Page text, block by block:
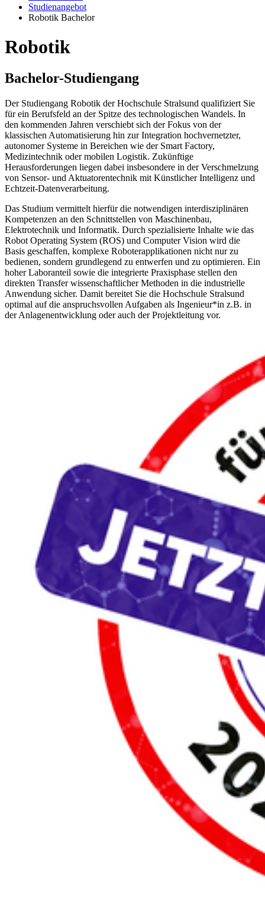
Studienangebot
Robotik Bachelor
Ro­bo­tik
Ba­che­lor-Stu­di­en­gang
Der Studiengang Robotik der Hochschule Stralsund qualifiziert Sie
für ein Berufsfeld an der Spitze des technologischen Wandels. In
den kommenden Jahren verschiebt sich der Fokus von der
klassischen Automatisierung hin zur Integration hochvernetzter,
autonomer Systeme in Bereichen wie der Smart Factory,
Medizintechnik oder mobilen Logistik. Zukünftige
Herausforderungen liegen dabei insbesondere in der Verschmelzung
von Sensor- und Aktuatorentechnik mit Künstlicher Intelligenz und
Echtzeit-Datenverarbeitung.
Das Studium vermittelt hierfür die notwendigen interdisziplinären
Kompetenzen an den Schnittstellen von Maschinenbau,
Elektrotechnik und Informatik. Durch spezialisierte Inhalte wie das
Robot Operating System (ROS) und Computer Vision wird die
Basis geschaffen, komplexe Roboterapplikationen nicht nur zu
bedienen, sondern grundlegend zu entwerfen und zu optimieren. Ein
hoher Laboranteil sowie die integrierte Praxisphase stellen den
direkten Transfer wissenschaftlicher Methoden in die industrielle
Anwendung sicher. Damit bereitet Sie die Hochschule Stralsund
optimal auf die anspruchsvollen Aufgaben als Ingenieur*in z.B. in
der Anlagenentwicklung oder auch der Projektleitung vor.